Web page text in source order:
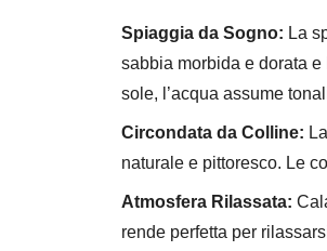
Spiaggia da Sogno: La
sabbia morbida e dorata
sole, l’acqua assume
Circondata da Colline:
naturale e pittoresco. Le
Atmosfera Rilassata:
rende perfetta per